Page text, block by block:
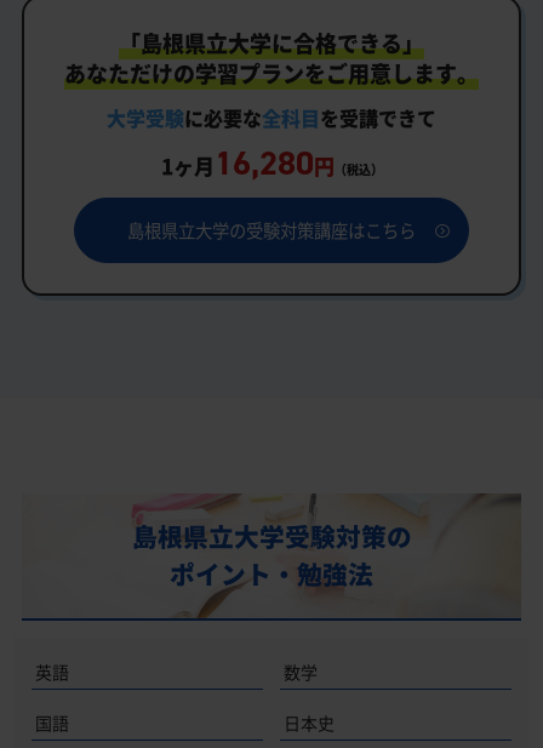
「島根県立大学に合格できる」
あなただけの学習プランをご用意します。
大学受験に必要な全科目を受講できて
1ヶ月 16,280円 （税込）
島根県立大学の受験対策講座はこちら
島根県立大学受験対策の
ポイント・勉強法
英語 数学
国語 日本史